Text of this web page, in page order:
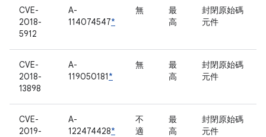
CVE-
2018-
5912
A-
114074547*
無
最
高
封閉原始碼
元件
CVE-
2018-
13898
A-
119050181*
無
最
高
封閉原始碼
元件
CVE-
2019-
A-
122474428*
不
適
最
高
封閉原始碼
元件